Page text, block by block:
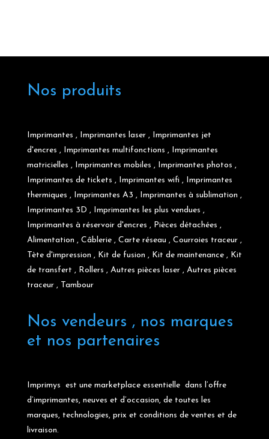
Nos produits
Imprimantes , Imprimantes laser, Imprimantes jet
d'encres , Imprimantes multifonctions , Imprimantes
matricielles , Imprimantes mobiles , Imprimantes photos ,
Imprimantes de tickets , Imprimantes wifi , Imprimantes
thermiques , Imprimantes A3 , Imprimantes à sublimation ,
Imprimantes 3D , Imprimantes les plus vendues ,
Imprimantes à réservoir d'encres , Pièces détachées ,
Alimentation , Câblerie, Carte réseau , Courroies traceur,
Tète d'impression , Kit de fusion , Kit de maintenance, Kit
de transfert , Rollers , Autres pièces laser, Autres pièces
traceur, Tambour
Nos vendeurs , nos marques
et nos partenaires
Imprimys est une marketplace essentielle dans l’offre
d’imprimantes, neuves et d’occasion, de toutes les
marques, technologies, prix et conditions de ventes et de
livraison.